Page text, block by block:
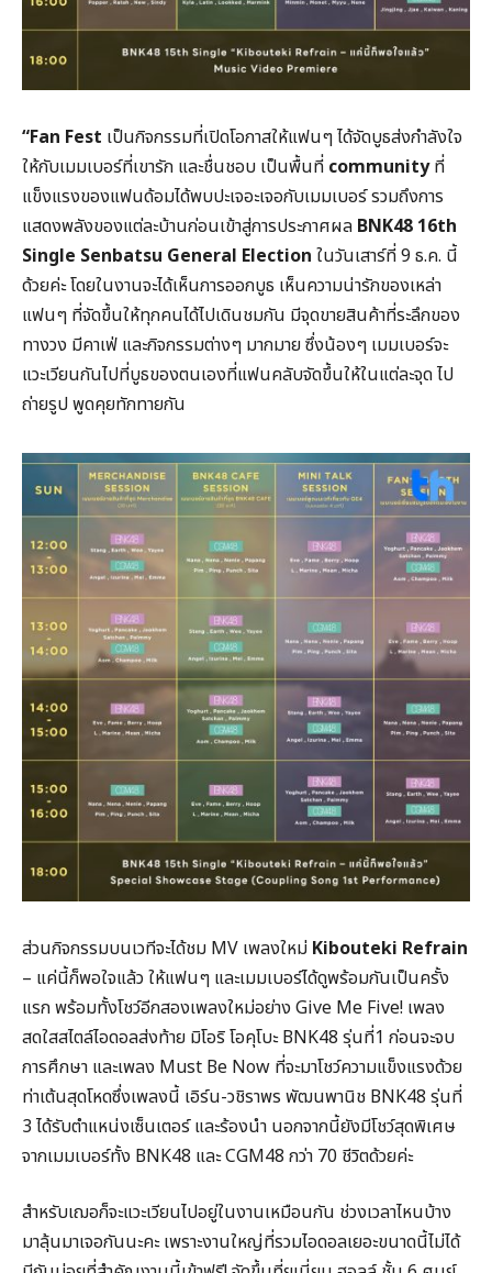
“Fan Fest เป็นกิจกรรมที่เปิดโอกาสให้แฟนๆ ได้จัดบูธส่งกำลังใจ
ให้กับเมมเบอร์ที่เขารัก และชื่นชอบ เป็นพื้นที่ communityที่
แข็งแรงของแฟนด้อมได้พบปะเจอะเจอกับเมมเบอร์ รวมถึงการ
แสดงพลังของแต่ละบ้านก่อนเข้าสู่การประกาศผล BNK48 16th
Single Senbatsu General Election ในวันเสาร์ที่ 9 ธ.ค. นี้
ด้วยค่ะ โดยในงานจะได้เห็นการออกบูธ เห็นความน่ารักของเหล่า
แฟนๆ ที่จัดขึ้นให้ทุกคนได้ไปเดินชมกัน มีจุดขายสินค้าที่ระลึกของ
ทางวง มีคาเฟ่ และกิจกรรมต่างๆ มากมาย ซึ่งน้องๆ เมมเบอร์จะ
แวะเวียนกันไปที่บูธของตนเองที่แฟนคลับจัดขึ้นให้ในแต่ละจุด ไป
ถ่ายรูป พูดคุยทักทายกัน
ส่วนกิจกรรมบนเวทีจะได้ชม MV เพลงใหม่ Kibouteki Refrain
– แค่นี้ก็พอใจแล้ว ให้แฟนๆ และเมมเบอร์ได้ดูพร้อมกันเป็นครั้ง
แรก พร้อมทั้งโชว์อีกสองเพลงใหม่อย่าง Give Me Five! เพลง
สดใสสไตล์ไอดอลส่งท้าย มิโอริ โอคุโบะ BNK48 รุ่นที่1 ก่อนจะจบ
การศึกษา และเพลง Must Be Now ที่จะมาโชว์ความแข็งแรงด้วย
ท่าเต้นสุดโหดซึ่งเพลงนี้ เอิร์น-วชิราพร พัฒนพานิช BNK48 รุ่นที่
3 ได้รับตำแหน่งเซ็นเตอร์ และร้องนำ นอกจากนี้ยังมีโชว์สุดพิเศษ
จากเมมเบอร์ทั้ง BNK48 และ CGM48 กว่า 70 ชีวิตด้วยค่ะ
สำหรับเฌอก็จะแวะเวียนไปอยู่ในงานเหมือนกัน ช่วงเวลาไหนบ้าง
มาลุ้นมาเจอกันนะคะ เพราะงานใหญ่ที่รวมไอดอลเยอะขนาดนี้ไม่ได้